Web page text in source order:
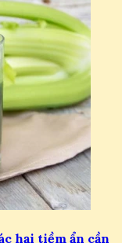
hại tiềm ẩn cần